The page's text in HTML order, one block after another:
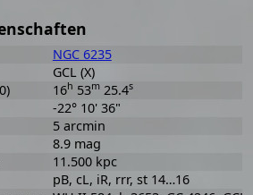
NGC 6235
GCL (X)
16h 53m25.4s
-22° 10' 36"
5 arcmin
8.9 mag
11.500 kpc
pB, cL, iR, rrr, st 14…16